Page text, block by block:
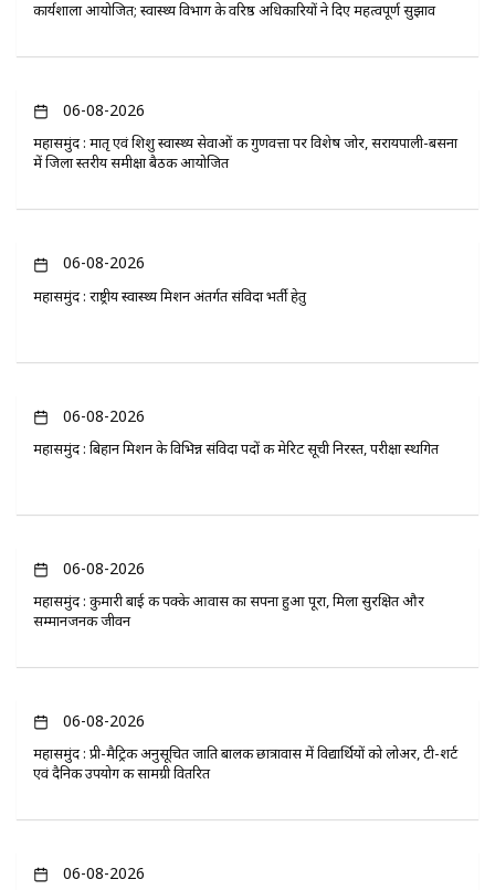
कार्यशाला आयोजित; स्वास्थ्य विभाग के वरिष्ठ अधिकारियों ने दिए महत्वपूर्ण सुझाव
06-08-2026
महासमुंद : मातृ एवं शिशु स्वास्थ्य सेवाओं की गुणवत्ता पर विशेष जोर, सरायपाली-बसना
में जिला स्तरीय समीक्षा बैठक आयोजित
06-08-2026
महासमुंद : राष्ट्रीय स्वास्थ्य मिशन अंतर्गत संविदा भर्ती हेतु
06-08-2026
महासमुंद : बिहान मिशन के विभिन्न संविदा पदों की मेरिट सूची निरस्त, परीक्षा स्थगित
06-08-2026
महासमुंद : कुमारी बाई की पक्के आवास का सपना हुआ पूरा, मिला सुरक्षित और
सम्मानजनक जीवन
06-08-2026
महासमुंद : प्री-मैट्रिक अनुसूचित जाति बालक छात्रावास में विद्यार्थियों को लोअर, टी-शर्ट
एवं दैनिक उपयोग की सामग्री वितरित
06-08-2026